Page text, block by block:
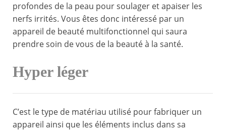
profondes de la peau pour soulager et apaiser les
nerfs irrités. Vous êtes donc intéressé par un
appareil de beauté multifonctionnel qui saura
prendre soin de vous de la beauté à la santé.
Hyper léger
C’est le type de matériau utilisé pour fabriquer un
appareil ainsi que les éléments inclus dans sa